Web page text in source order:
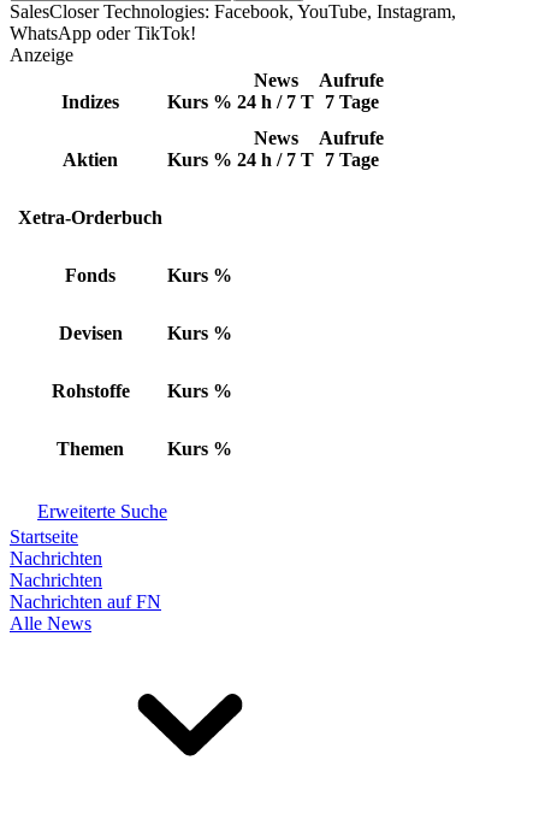
SalesCloser Technologies: Facebook, YouTube, Instagram,
WhatsApp oder TikTok!
Anzeige
Indizes Kurs %
News
24 h / 7 T
Aufrufe
7 Tage
Aktien Kurs %
News
24 h / 7 T
Aufrufe
7 Tage
Xetra-Orderbuch
Fonds Kurs %
Devisen Kurs %
Rohstoffe Kurs %
Themen Kurs %
Erweiterte Suche
Startseite
Nachrichten
Nachrichten
Nachrichten auf FN
Alle News